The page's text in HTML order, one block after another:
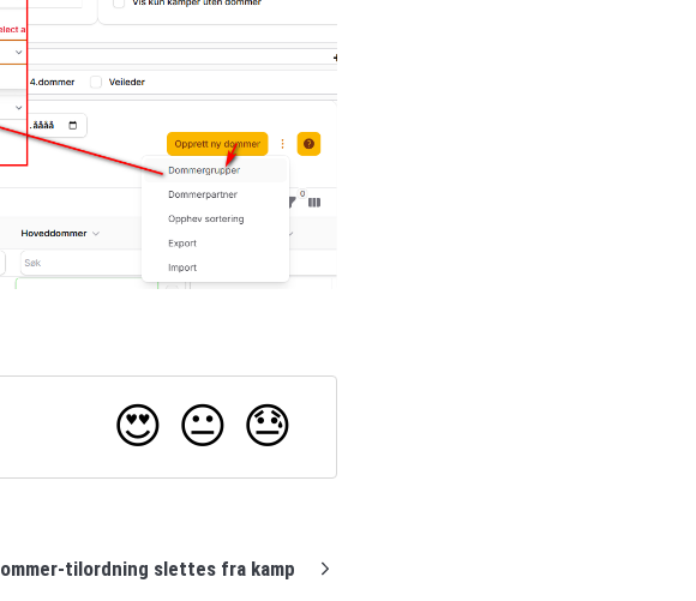
😍 😐 😓
tilordning slettes fra kamp